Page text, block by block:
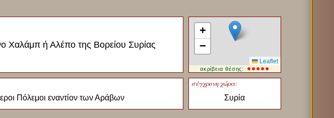
Χαλάμπ ή Αλέπο της Βορείου Συρίας
+
−
Leaflet
ακρίβεια θέσης: ●●●●●
Πόλεμοι εναντίον των Αράβων
σύγχρονη χώρα:
Συρία